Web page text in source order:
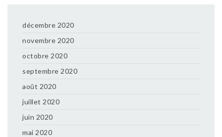
décembre 2020
novembre 2020
octobre 2020
septembre 2020
août 2020
juillet 2020
juin 2020
mai 2020